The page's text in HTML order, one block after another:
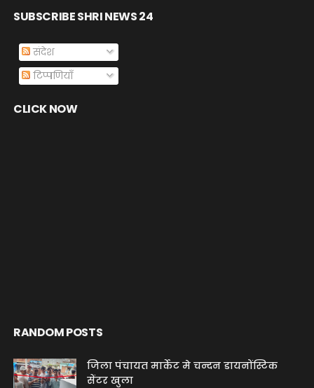
SUBSCRIBE SHRI NEWS 24
संदेश
टिप्पणियाँ
CLICK NOW
RANDOM POSTS
जिला पंचायत मार्केट मे चन्दन डायनोंस्टिक
सेंटर खुला